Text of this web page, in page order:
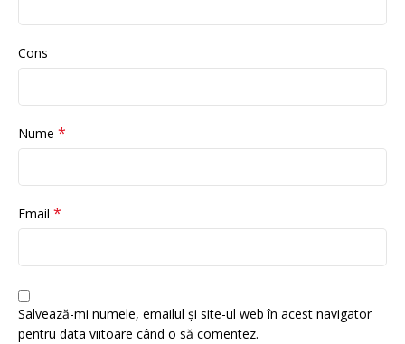
Cons
Nume *
Email *
Salvează-mi numele, emailul și site-ul web în acest navigator
pentru data viitoare când o să comentez.